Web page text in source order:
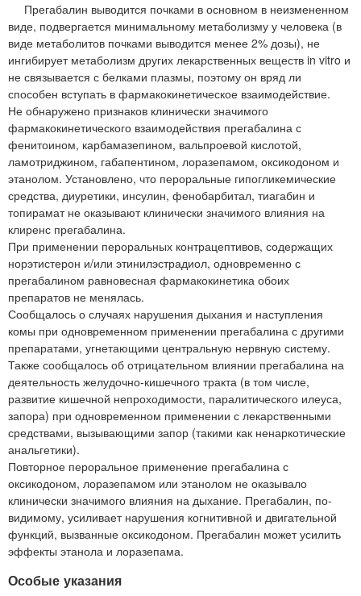
Прегабалин выводится почками в основном в неизмененном
виде, подвергается минимальному метаболизму у человека (в
виде метаболитов почками выводится менее 2% дозы), не
ингибирует метаболизм других лекарственных веществ in vitro и
не связывается с белками плазмы, поэтому он вряд ли
способен вступать в фармакокинетическое взаимодействие.
Не обнаружено признаков клинически значимого
фармакокинетического взаимодействия прегабалина с
фенитоином, карбамазепином, вальпроевой кислотой,
ламотриджином, габапентином, лоразепамом, оксикодоном и
этанолом. Установлено, что пероральные гипогликемические
средства, диуретики, инсулин, фенобарбитал, тиагабин и
топирамат не оказывают клинически значимого влияния на
клиренс прегабалина.
При применении пероральных контрацептивов, содержащих
норэтистерон и/или этинилэстрадиол, одновременно с
прегабалином равновесная фармакокинетика обоих
препаратов не менялась.
Сообщалось о случаях нарушения дыхания и наступления
комы при одновременном применении прегабалина с другими
препаратами, угнетающими центральную нервную систему.
Также сообщалось об отрицательном влиянии прегабалина на
деятельность желудочно-кишечного тракта (в том числе,
развитие кишечной непроходимости, паралитического илеуса,
запора) при одновременном применении с лекарственными
средствами, вызывающими запор (такими как ненаркотические
анальгетики).
Повторное пероральное применение прегабалина с
оксикодоном, лоразепамом или этанолом не оказывало
клинически значимого влияния на дыхание. Прегабалин, по-
видимому, усиливает нарушения когнитивной и двигательной
функций, вызванные оксикодоном. Прегабалин может усилить
эффекты этанола и лоразепама.
Особые указания